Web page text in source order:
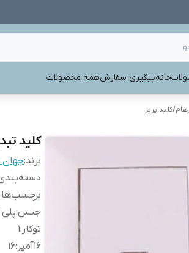
خانهپیگیری سفارشهمه محصولات
/کلید پریز
کلید
برند:جهان
برچسب‌ها
جنس:
توکار :
1
16آمپر
:
16